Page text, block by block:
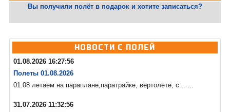
Вы получили полёт в подарок и хотите записаться?
НОВОСТИ С ПОЛЕЙ
01.08.2026 16:27:56
Полеты 01.08.2026
01.08 летаем на параплане,паратрайке, вертолете, с... ...
31.07.2026 11:32:56